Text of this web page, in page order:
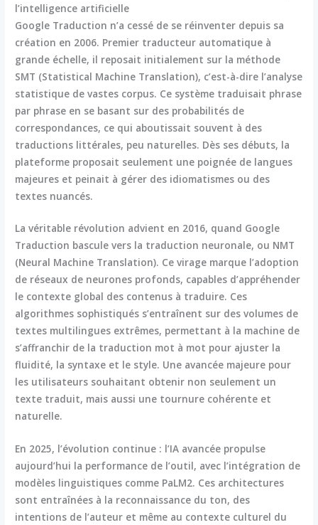
l’intelligence artificielle
Google Traduction n’a cessé de se réinventer depuis sa
création en 2006. Premier traducteur automatique à
grande échelle, il reposait initialement sur la méthode
SMT (Statistical Machine Translation), c’est-à-dire l’analyse
statistique de vastes corpus. Ce système traduisait phrase
par phrase en se basant sur des probabilités de
correspondances, ce qui aboutissait souvent à des
traductions littérales, peu naturelles. Dès ses débuts, la
plateforme proposait seulement une poignée de langues
majeures et peinait à gérer des idiomatismes ou des
textes nuancés.
La véritable révolution advient en 2016, quand Google
Traduction bascule vers la traduction neuronale, ou NMT
(Neural Machine Translation). Ce virage marque l’adoption
de réseaux de neurones profonds, capables d’appréhender
le contexte global des contenus à traduire. Ces
algorithmes sophistiqués s’entraînent sur des volumes de
textes multilingues extrêmes, permettant à la machine de
s’affranchir de la traduction mot à mot pour ajuster la
fluidité, la syntaxe et le style. Une avancée majeure pour
les utilisateurs souhaitant obtenir non seulement un
texte traduit, mais aussi une tournure cohérente et
naturelle.
En 2025, l’évolution continue : l’IA avancée propulse
aujourd’hui la performance de l’outil, avec l’intégration de
modèles linguistiques comme PaLM2. Ces architectures
sont entraînées à la reconnaissance du ton, des
intentions de l’auteur et même au contexte culturel du